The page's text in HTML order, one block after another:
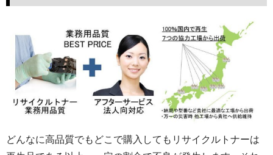
どんなに高品質でもどこで購入してもリサイクルトナーは